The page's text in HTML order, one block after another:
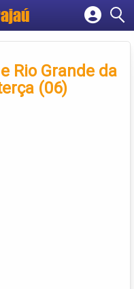
empresa
Rio Grande da
(06)